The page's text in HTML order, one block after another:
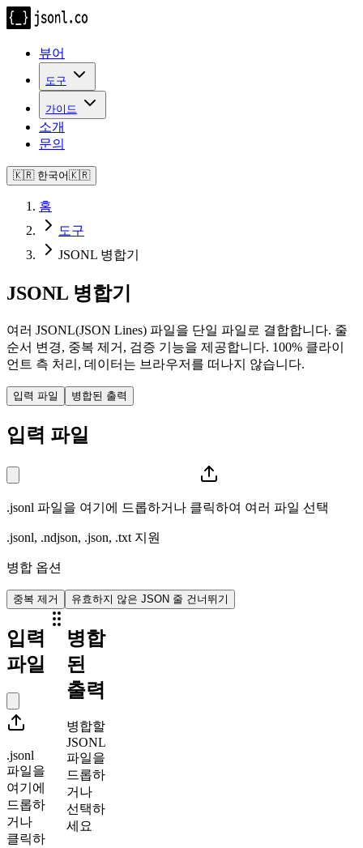
뷰어
도구
가이드
소개
문의
🇰🇷 한국어🇰🇷
홈
도구
JSONL 병합기
JSONL 병합기
여러 JSONL(JSON Lines) 파일을 단일 파일로 결합합니다. 줄
순서 변경, 중복 제거, 검증 기능을 제공합니다. 100% 클라이
언트 측 처리, 데이터는 브라우저를 떠나지 않습니다.
입력 파일 병합된 출력
입력 파일
.jsonl 파일을 여기에 드롭하거나 클릭하여 여러 파일 선택
.jsonl, .ndjson, .json, .txt 지원
병합 옵션
중복 제거 유효하지 않은 JSON 줄 건너뛰기
입력
파일
.jsonl
파일을
여기에
드롭하
거나
클릭하
병합
된
출력
병합할
JSONL
파일을
드롭하
거나
선택하
세요